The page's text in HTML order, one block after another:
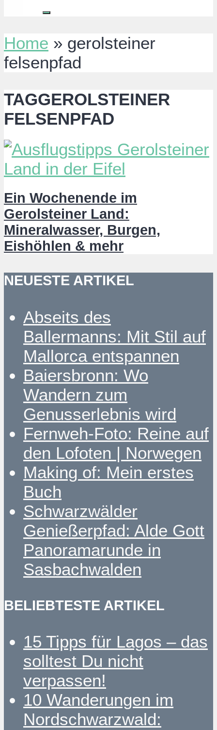
Home » gerolsteiner
felsenpfad
TAGGEROLSTEINER
FELSENPFAD
Ein Wochenende im
Gerolsteiner Land:
Mineralwasser, Burgen,
Eishöhlen & mehr
NEUESTE ARTIKEL
Abseits des
Ballermanns: Mit Stil auf
Mallorca entspannen
Baiersbronn: Wo
Wandern zum
Genusserlebnis wird
Fernweh-Foto: Reine auf
den Lofoten | Norwegen
Making of: Mein erstes
Buch
Schwarzwälder
Genießerpfad: Alde Gott
Panoramarunde in
Sasbachwalden
BELIEBTESTE ARTIKEL
15 Tipps für Lagos – das
solltest Du nicht
verpassen!
10 Wanderungen im
Nordschwarzwald: